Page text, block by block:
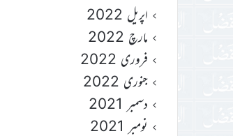
اپریل 2022
مارچ 2022
فروری 2022
جنوری 2022
دسمبر 2021
نومبر 2021